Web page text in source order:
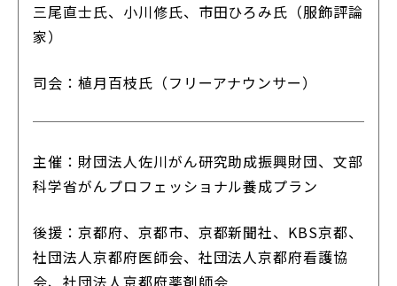
三尾直士氏、小川修氏、市田ひろみ氏（服飾評論
家）
司会：植月百枝氏（フリーアナウンサー）
主催：財団法人佐川がん研究助成振興財団、文部
科学省がんプロフェッショナル養成プラン
後援：京都府、京都市、京都新聞社、KBS京都、
社団法人京都府医師会、社団法人京都府看護協
会、社団法人京都府薬剤師会